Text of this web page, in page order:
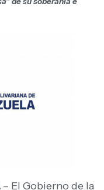
– El Gobierno de la